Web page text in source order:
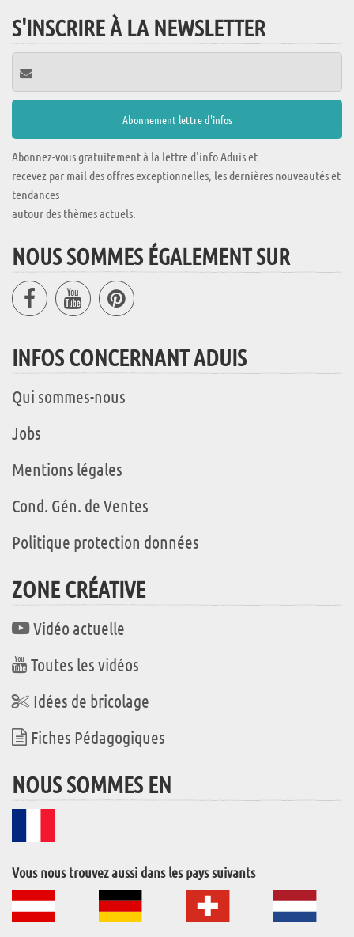
S'INSCRIRE À LA NEWSLETTER
Abonnez-vous gratuitement à la lettre d'info Aduis et
recevez par mail des offres exceptionnelles, les dernières nouveautés et
tendances
autour des thèmes actuels.
NOUS SOMMES ÉGALEMENT SUR
INFOS CONCERNANT ADUIS
Qui sommes-nous
Jobs
Mentions légales
Cond. Gén. de Ventes
Politique protection données
ZONE CRÉATIVE
Vidéo actuelle
Toutes les vidéos
Idées de bricolage
Fiches Pédagogiques
NOUS SOMMES EN
Vous nous trouvez aussi dans les pays suivants